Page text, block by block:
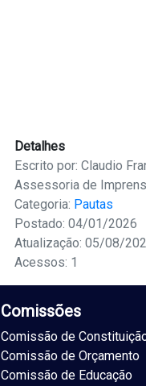
Detalhes
Escrito por: Claudio
Assessoria de
Categoria: Pautas
Postado: 04/01/2026
Atualização: 05/08/
Acessos: 1
Comissões
Comissão de
Comissão de Orçamento
Comissão de Educação